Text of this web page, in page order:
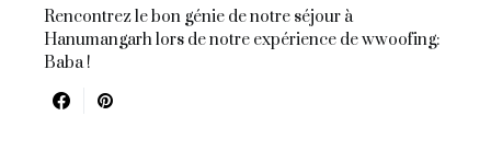
Rencontrez le bon génie de notre séjour à
Hanumangarh lors de notre expérience de wwoofing:
Baba !